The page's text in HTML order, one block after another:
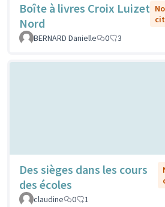
Boîte à livres Croix Luizet
Nord
BERNARD Danielle
0 3
Des sièges dans les cours
des écoles
claudine
0 1